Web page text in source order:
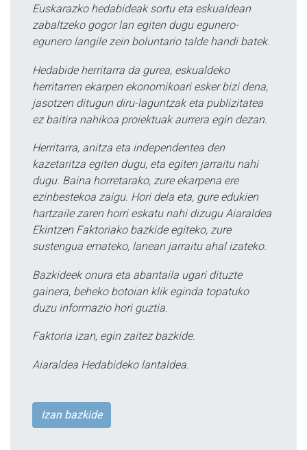
Euskarazko hedabideak sortu eta eskualdean
zabaltzeko gogor lan egiten dugu egunero-
egunero langile zein boluntario talde handi batek.
Hedabide herritarra da gurea, eskualdeko
herritarren ekarpen ekonomikoari esker bizi dena,
jasotzen ditugun diru-laguntzak eta publizitatea
ez baitira nahikoa proiektuak aurrera egin dezan.
Herritarra, anitza eta independentea den
kazetaritza egiten dugu, eta egiten jarraitu nahi
dugu. Baina horretarako, zure ekarpena ere
ezinbestekoa zaigu. Hori dela eta, gure edukien
hartzaile zaren horri eskatu nahi dizugu Aiaraldea
Ekintzen Faktoriako bazkide egiteko, zure
sustengua emateko, lanean jarraitu ahal izateko.
Bazkideek onura eta abantaila ugari dituzte
gainera, beheko botoian klik eginda topatuko
duzu informazio hori guztia.
Faktoria izan, egin zaitez bazkide.
Aiaraldea Hedabideko lantaldea.
Izan bazkide